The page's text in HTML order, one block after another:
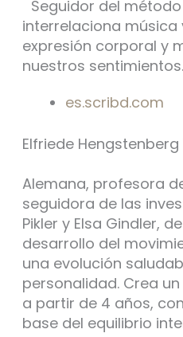
Seguidor del
interrelaciona
expresión corporal y
nuestros sentimientos.
es.scribd.com
Elfriede Hengstenberg
Alemana, profesora
seguidora de las
Pikler y Elsa Gindler,
desarrollo del
una evolución
personalidad. Crea
a partir de 4 años,
base del equilibrio